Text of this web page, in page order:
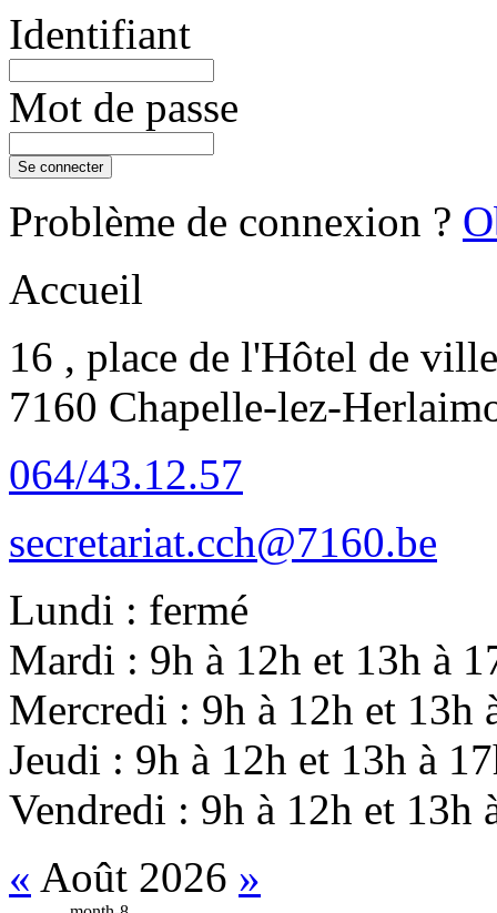
Identifiant
Mot de passe
Problème de connexion ?
Accueil
16 , place de l'Hôtel de ville
7160 Chapelle-lez-
064/43.12.57
secretariat.cch@7160.be
Lundi : fermé
Mardi : 9h à 12h et 13h à
Mercredi : 9h à 12h et 13h
Jeudi : 9h à 12h et 13h à
Vendredi : 9h à 12h et 13h
« Août 2026 »